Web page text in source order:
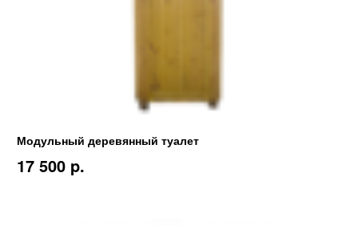
Модульный деревянный туалет
17 500 p.